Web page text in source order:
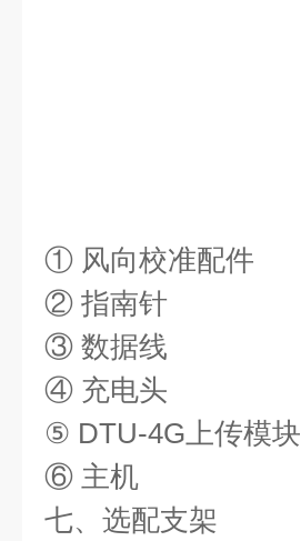
① 风向校准配件
② 指南针
③ 数据线
④ 充电头
⑤ DTU-4G上传模块
⑥ 主机
七、选配支架